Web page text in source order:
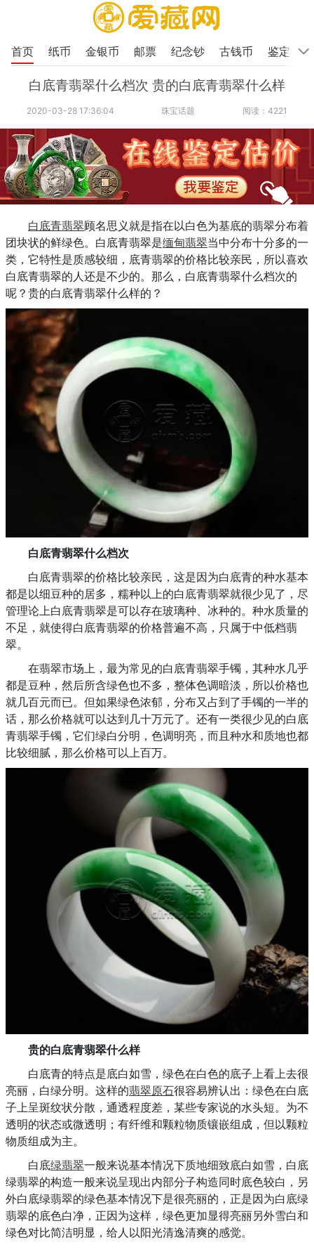
首页 纸币 金银币 邮票 纪念钞 古钱币 鉴定
白底青翡翠什么档次 贵的白底青翡翠什么样
2020-03-28 17:36:04 珠宝话题 阅读：4221
白底青翡翠顾名思义就是指在以白色为基底的翡翠分布着
团块状的鲜绿色。白底青翡翠是缅甸翡翠当中分布十分多的一
类，它特性是质感较细，底青翡翠的价格比较亲民，所以喜欢
白底青翡翠的人还是不少的。那么，白底青翡翠什么档次的
呢？贵的白底青翡翠什么样的？
白底青翡翠什么档次
白底青翡翠的价格比较亲民，这是因为白底青的种水基本
都是以细豆种的居多，糯种以上的白底青翡翠就很少见了，尽
管理论上白底青翡翠是可以存在玻璃种、冰种的。种水质量的
不足，就使得白底青翡翠的价格普遍不高，只属于中低档翡
翠。
在翡翠市场上，最为常见的白底青翡翠手镯，其种水几乎
都是豆种，然后所含绿色也不多，整体色调暗淡，所以价格也
就几百元而已。但如果绿色浓郁，分布又占到了手镯的一半的
话，那么价格就可以达到几十万元了。还有一类很少见的白底
青翡翠手镯，它们绿白分明，色调明亮，而且种水和质地也都
比较细腻，那么价格可以上百万。
贵的白底青翡翠什么样
白底青的特点是底白如雪，绿色在白色的底子上看上去很
亮丽，白绿分明。这样的翡翠原石很容易辨认出：绿色在白底
子上呈斑纹状分散，通透程度差，某些专家说的水头短。为不
透明的状态或微透明；有纤维和颗粒物质镶嵌组成，但以颗粒
物质组成为主。
白底绿翡翠一般来说基本情况下质地细致底白如雪，白底
绿翡翠的构造一般来说呈现出内部分子构造同时底色较白，另
外白底绿翡翠的绿色基本情况下是很亮丽的，正是因为白底绿
翡翠的底色白净，正因为这样，绿色更加显得亮丽另外雪白和
绿色对比简洁明显，给人以阳光清逸清爽的感觉。